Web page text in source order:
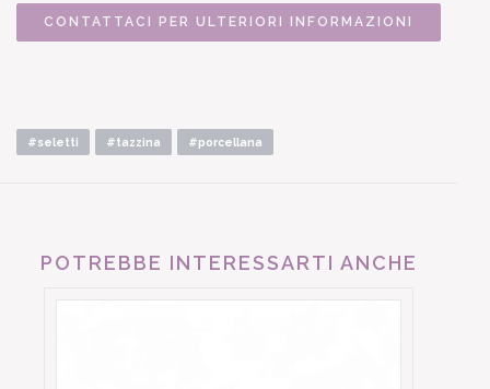
CONTATTACI PER ULTERIORI INFORMAZIONI
#seletti #tazzina #porcellana
POTREBBE INTERESSARTI ANCHE